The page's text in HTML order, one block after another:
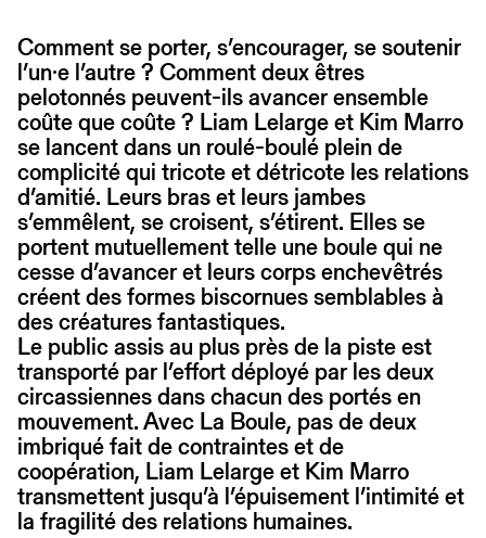
Comment se porter, s’encourager, se soutenir
l’un·e l’autre ? Comment deux êtres
pelotonnés peuvent-ils avancer ensemble
coûte que coûte ? Liam Lelarge et Kim Marro
se lancent dans un roulé-boulé plein de
complicité qui tricote et détricote les relations
d’amitié. Leurs bras et leurs jambes
s’emmêlent, se croisent, s’étirent. Elles se
portent mutuellement telle une boule qui ne
cesse d’avancer et leurs corps enchevêtrés
créent des formes biscornues semblables à
des créatures fantastiques.
Le public assis au plus près de la piste est
transporté par l’effort déployé par les deux
circassiennes dans chacun des portés en
mouvement. Avec La Boule, pas de deux
imbriqué fait de contraintes et de
coopération, Liam Lelarge et Kim Marro
transmettent jusqu’à l’épuisement l’intimité et
la fragilité des relations humaines.